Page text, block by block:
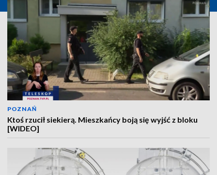
POZNAŃ
Ktoś rzucił siekierą. Mieszkańcy boją się wyjść z bloku
[WIDEO]